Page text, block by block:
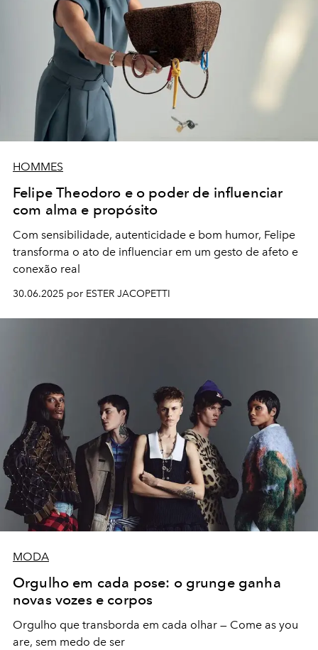
HOMMES
Felipe Theodoro e o poder de influenciar
com alma e propósito
Com sensibilidade, autenticidade e bom humor, Felipe
transforma o ato de influenciar em um gesto de afeto e
conexão real
30.06.2025 por ESTER JACOPETTI
MODA
Orgulho em cada pose: o grunge ganha
novas vozes e corpos
Orgulho que transborda em cada olhar — Come as you
are, sem medo de ser